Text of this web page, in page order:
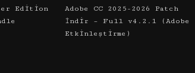
Edition
Adobe CC 2025-2026 Patch
İndir – Full v4.2.1 (Adobe
Etkinleştirme)